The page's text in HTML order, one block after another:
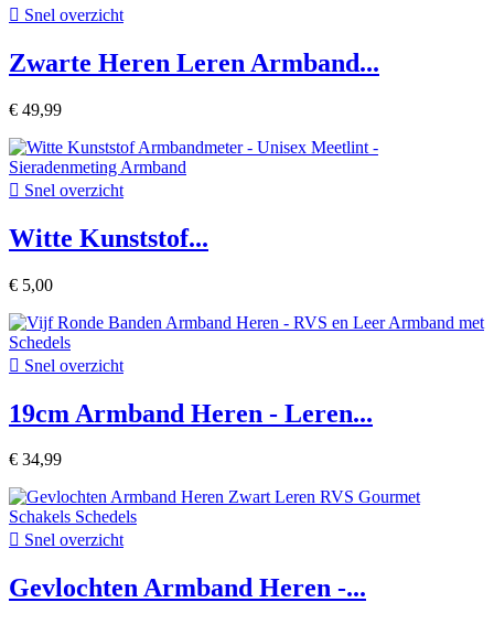
 Snel overzicht
Zwarte Heren Leren Armband...
€ 49,99
 Snel overzicht
Witte Kunststof...
€ 5,00
 Snel overzicht
19cm Armband Heren - Leren...
€ 34,99
 Snel overzicht
Gevlochten Armband Heren -...